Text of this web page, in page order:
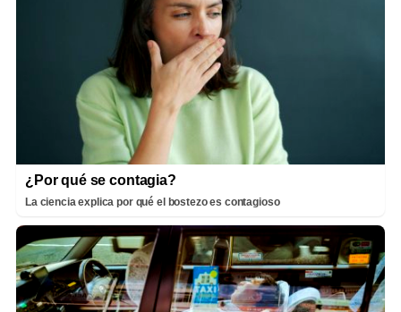
¿Por qué se contagia?
La ciencia explica por qué el bostezo es contagioso